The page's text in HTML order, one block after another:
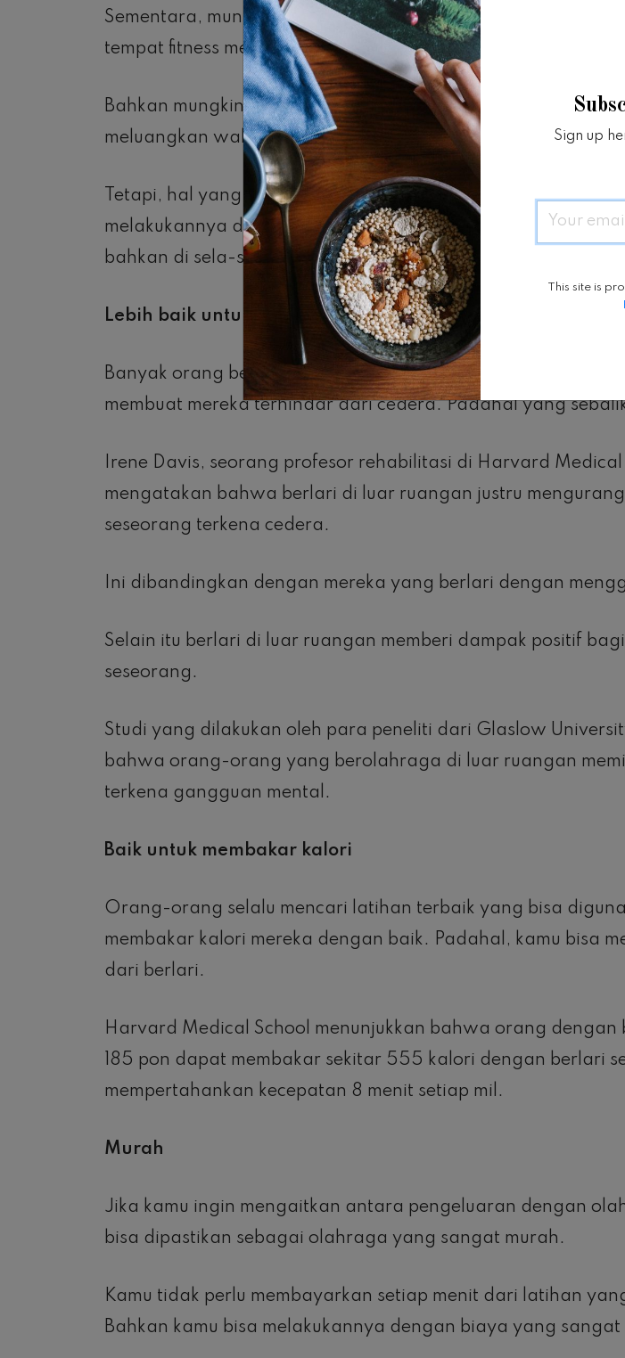
Sementara, mungkin kamu memiliki waktu yang sibuk,
tempat fitness membutuhkan waktu luang yang cukup untuk
Bahkan mungkin, lokasi fitness bisa saja tutup pada hari libur
meluangkan waktu untuk berolahraga.
Tetapi, hal yang berbeda bisa kamu lakukan dengan berlari.
melakukannya di mana pun dan kapan pun kamu memiliki
bahkan di sela-sela kesibukan kamu.
Lebih baik untuk kesehatan fisik dan mental
Banyak orang berpikir melakukan olahraga dalam ruangan
membuat mereka terhindar dari cedera. Padahal yang
Irene Davis, seorang profesor rehabilitasi di Harvard Medical
mengatakan bahwa berlari di luar ruangan justru
seseorang terkena cedera.
Ini dibandingkan dengan mereka yang berlari dengan
Selain itu berlari di luar ruangan memberi dampak positif
seseorang.
Studi yang dilakukan oleh para peneliti dari Glaslow
bahwa orang-orang yang berolahraga di luar ruangan
terkena gangguan mental.
Baik untuk membakar kalori
Orang-orang selalu mencari latihan terbaik yang bisa
membakar kalori mereka dengan baik. Padahal, kamu bisa
dari berlari.
Harvard Medical School menunjukkan bahwa orang dengan
185 pon dapat membakar sekitar 555 kalori dengan berlari
mempertahankan kecepatan 8 menit setiap mil.
Murah
Jika kamu ingin mengaitkan antara pengeluaran dengan
bisa dipastikan sebagai olahraga yang sangat murah.
Kamu tidak perlu membayarkan setiap menit dari latihan
Bahkan kamu bisa melakukannya dengan biaya yang sangat
Sign up
Email
This site is